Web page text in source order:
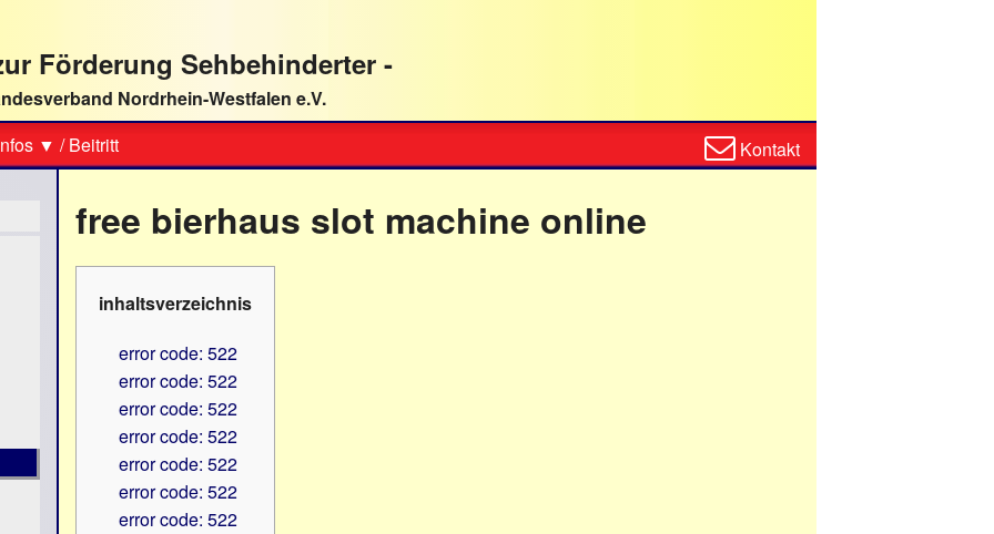
Förderung Sehbehinderter -
Nordrhein-Westfalen e.V.
▼ /Beitritt
Kontaktformular
Kontakt
free bierhaus slot machine online
inhaltsverzeichnis
error code: 522
error code: 522
error code: 522
error code: 522
error code: 522
error code: 522
error code: 522